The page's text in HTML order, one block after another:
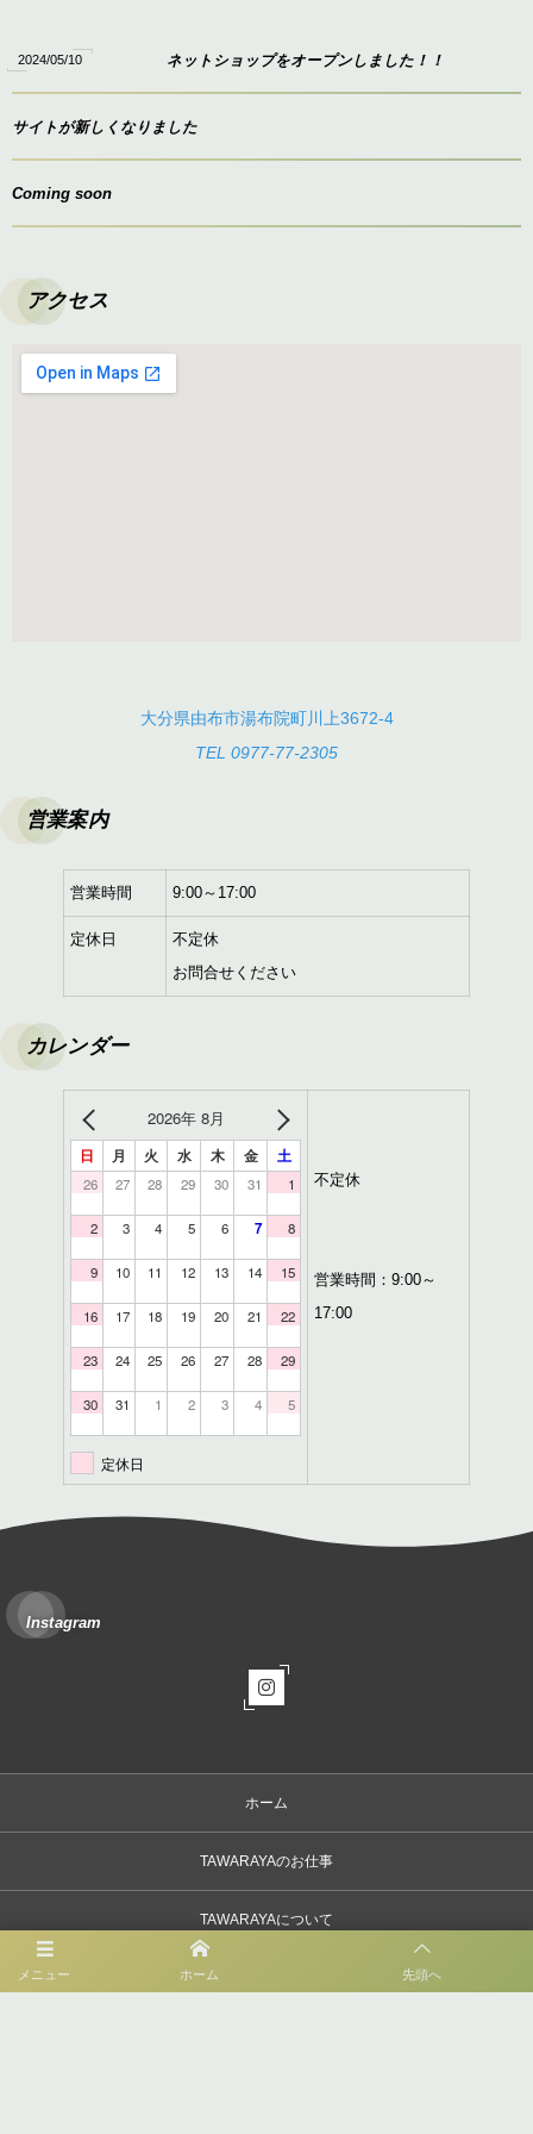
2024/05/10 ネットショップをオープンしました！！
サイトが新しくなりました
Coming soon
アクセス
大分県由布市湯布院町川上3672-4
TEL 0977-77-2305
営業案内
営業時間 9:00～17:00
定休日
不定休
お問合せください
カレンダー
2026年 8月
日 月 火 水 木 金 土
26 27 28 29 30 31 1
2 3 4 5 6 7 8
9 10 11 12 13 14 15
16 17 18 19 20 21 22
23 24 25 26 27 28 29
30 31 1 2 3 4 5
定休日
不定休
営業時間：9:00～
17:00
Instagram
ホーム
TAWARAYAのお仕事
TAWARAYAについて
メニュー ホーム 先頭へ